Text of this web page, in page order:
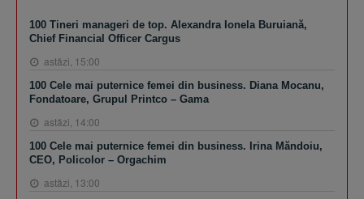
100 Tineri manageri de top. Alexandra Ionela Buruiană,
Chief Financial Officer Cargus
astăzi, 15:00
100 Cele mai puternice femei din business. Diana Mocanu,
Fondatoare, Grupul Printco – Gama
astăzi, 14:00
100 Cele mai puternice femei din business. Irina Măndoiu,
CEO, Policolor – Orgachim
astăzi, 13:00